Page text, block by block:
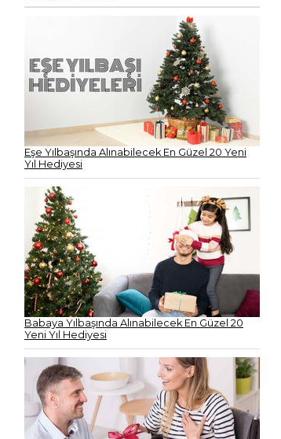
Eşe Yılbaşında Alınabilecek En Güzel 20 Yeni
Yıl Hediyesi
Babaya Yılbaşında Alınabilecek En Güzel 20
Yeni Yıl Hediyesi